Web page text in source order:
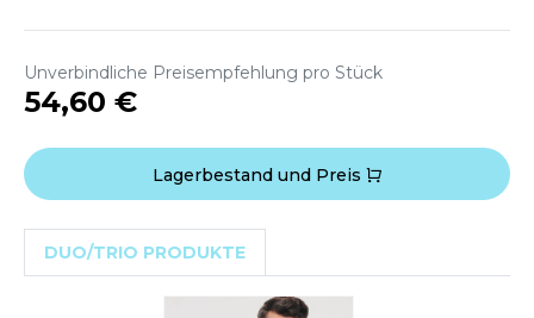
UND JACKEN
SERIE
Unverbindliche Preisempfehlung pro Stück
54,60 €
Lagerbestand und Preis
DUO/TRIO PRODUKTE